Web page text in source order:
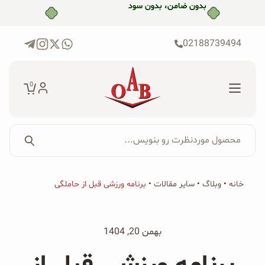
بدون ضامن، بدون سود
02188739494
0
برای:
جستجو...
پکیج‌ها
محصولات ارگانیک
محصول موردنظرت رو بنویس...
خانه • وبلاگ • سایر مقالات • برنامه ورزشی قبل از حاملگی
بهمن 20, 1404